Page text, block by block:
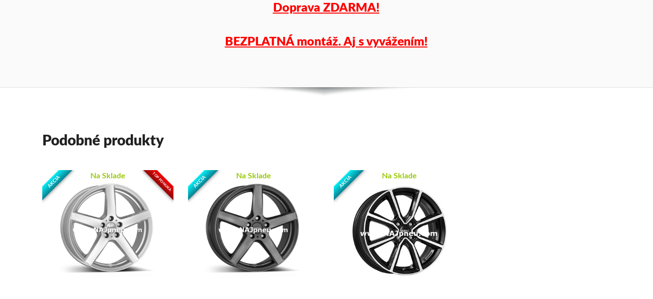
Doprava ZDARMA!
BEZPLATNÁ montáž. Aj s vyvážením!
Podobné produkty
AKCIA TOP PONUKA
Na Sklade AKCIA Na Sklade AKCIA Na Sklade